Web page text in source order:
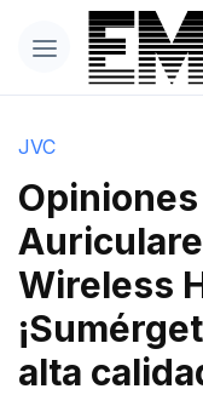
JVC
Wireless
alta